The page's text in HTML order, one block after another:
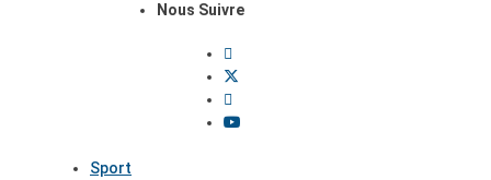
Nous Suivre
Sport